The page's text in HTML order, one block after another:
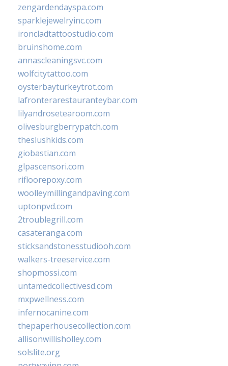
zengardendayspa.com
sparklejewelryinc.com
ironcladtattoostudio.com
bruinshome.com
annascleaningsvc.com
wolfcitytattoo.com
oysterbayturkeytrot.com
lafronterarestauranteybar.com
lilyandrosetearoom.com
olivesburgberrypatch.com
theslushkids.com
giobastian.com
glpascensori.com
rifloorepoxy.com
woolleymillingandpaving.com
uptonpvd.com
2troublegrill.com
casateranga.com
sticksandstonesstudiooh.com
walkers-treeservice.com
shopmossi.com
untamedcollectivesd.com
mxpwellness.com
infernocanine.com
thepaperhousecollection.com
allisonwillisholley.com
solslite.org